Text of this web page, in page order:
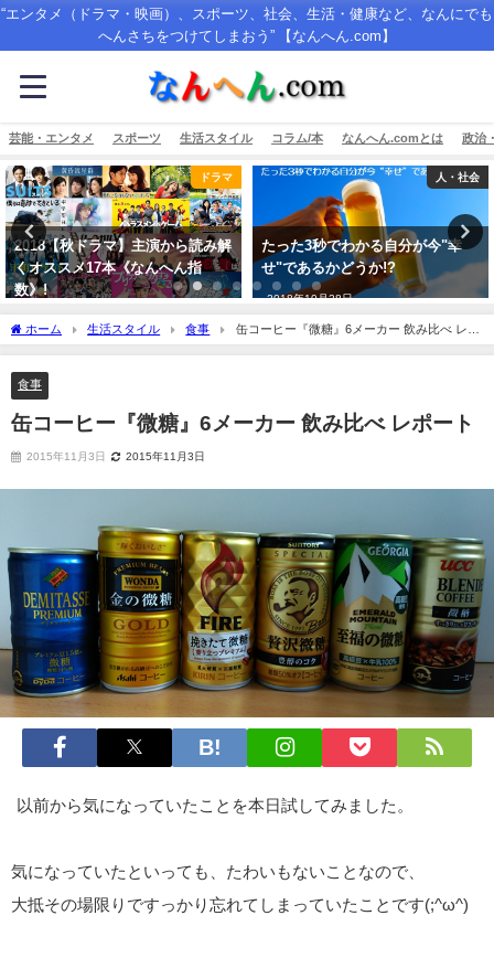
“エンタメ（ドラマ・映画）、スポーツ、社会、生活・健康など、なんにでも
へんさちをつけてしまおう” 【なんへん.com】
芸能・エンタメ スポーツ 生活スタイル コラム/本 なんへん.comとは 政治
ドラマ
2018【秋ドラマ】主演から読み解
くオススメ17本《なんへん指
数》!
人・社会
たった3秒でわかる自分が今"幸
せ"であるかどうか!?
2018年10月28日
ホーム 生活スタイル 食事
缶コーヒー『微糖』6メーカー 飲み比べ レポ
ート
食事
缶コーヒー『微糖』6メーカー 飲み比べ レポート
2015年11月3日 2015年11月3日
以前から気になっていたことを本日試してみました。
気になっていたといっても、たわいもないことなので、
大抵その場限りですっかり忘れてしまっていたことです(;^ω^)